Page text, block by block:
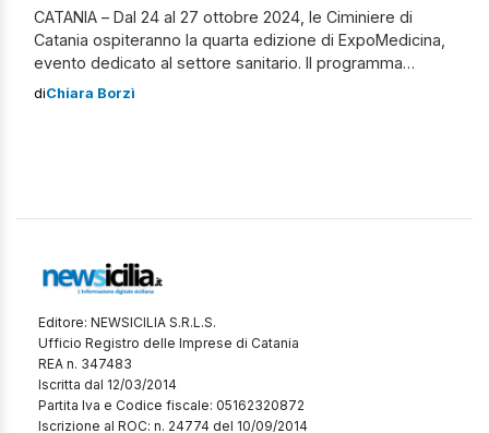
CATANIA – Dal 24 al 27 ottobre 2024, le Ciminiere di
Catania ospiteranno la quarta edizione di ExpoMedicina,
evento dedicato al settore sanitario. Il programma
prevede conferenze, tavole rotonde e workshop su
diChiara Borzì
Editore: NEWSICILIA S.R.L.S.
Ufficio Registro delle Imprese di Catania
REA n. 347483
Iscritta dal 12/03/2014
Partita Iva e Codice fiscale: 05162320872
Iscrizione al ROC: n. 24774 del 10/09/2014